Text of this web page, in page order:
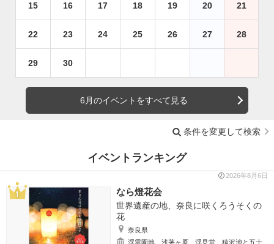
15 16 17 18 19 20 21
22 23 24 25 26 27 28
29 30
6月のイベントをすべて見る
条件を変更して検索
イベントランキング
2026年8月6日
なら燈花会
世界遺産の地、奈良に咲くろうそくの
花
奈良県
浮雲園地、浅茅ヶ原、浮見堂、猿沢池と五十